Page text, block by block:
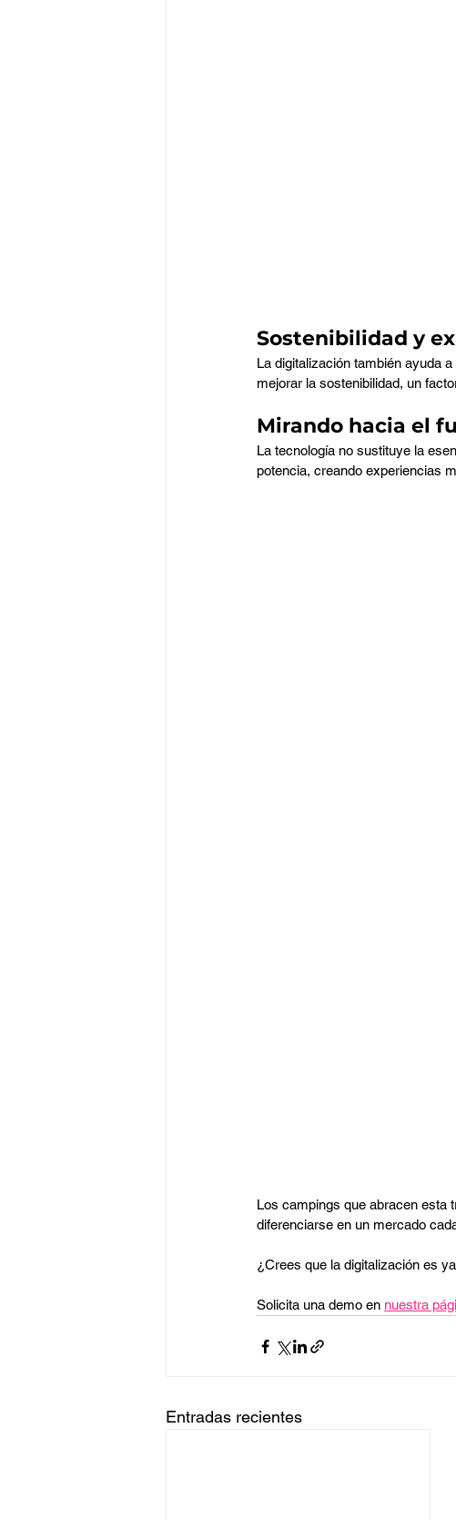
Sostenibilidad y
La digitalización también ayuda
mejorar la sostenibilidad, un
Mirando hacia el
La tecnología no sustituye la
potencia, creando experiencias
Los campings que abracen esta
diferenciarse en un mercado
¿Crees que la digitalización es
Solicita una demo en nuestra
Entradas recientes